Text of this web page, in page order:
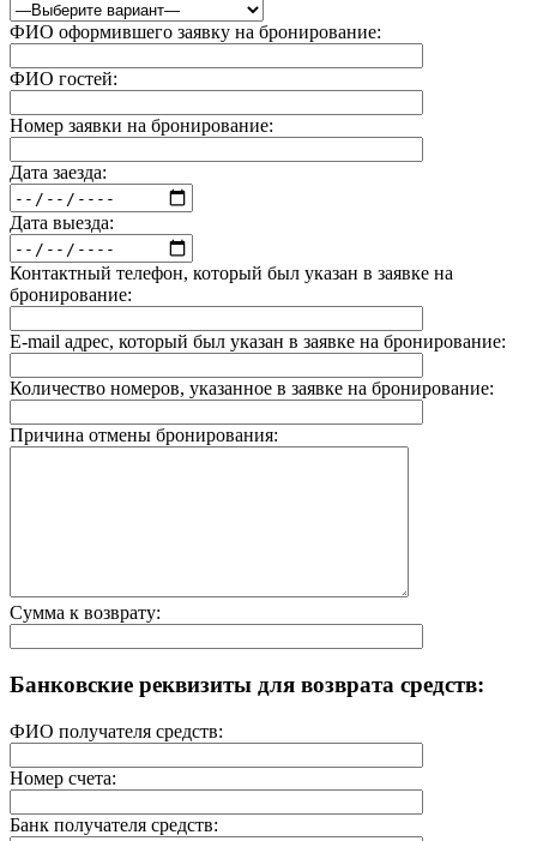
ФИО оформившего заявку на бронирование:
ФИО гостей:
Номер заявки на бронирование:
Дата заезда:
Дата выезда:
Контактный телефон, который был указан в заявке на
бронирование:
E-mail адрес, который был указан в заявке на бронирование:
Количество номеров, указанное в заявке на бронирование:
Причина отмены бронирования:
Сумма к возврату:
Банковские реквизиты для возврата средств:
ФИО получателя средств:
Номер счета:
Банк получателя средств: